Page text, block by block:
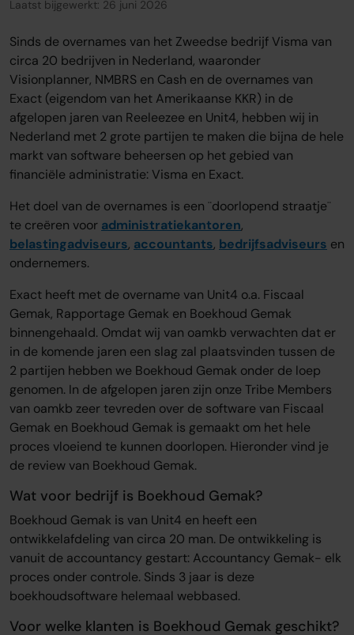
Laatst bijgewerkt: 26 juni 2026
Sinds de overnames van het Zweedse bedrijf Visma van
circa 20 bedrijven in Nederland, waaronder
Visionplanner, NMBRS en Cash en de overnames van
Exact (eigendom van het Amerikaanse KKR) in de
afgelopen jaren van Reeleezee en Unit4, hebben wij in
Nederland met 2 grote partijen te maken die bijna de hele
markt van software beheersen op het gebied van
financiële administratie: Visma en Exact.
Het doel van de overnames is een ¨doorlopend straatje¨
te creëren voor administratiekantoren,
belastingadviseurs, accountants, bedrijfsadviseurs en
ondernemers.
Exact heeft met de overname van Unit4 o.a. Fiscaal
Gemak, Rapportage Gemak en Boekhoud Gemak
binnengehaald. Omdat wij van oamkb verwachten dat er
in de komende jaren een slag zal plaatsvinden tussen de
2 partijen hebben we Boekhoud Gemak onder de loep
genomen. In de afgelopen jaren zijn onze Tribe Members
van oamkb zeer tevreden over de software van Fiscaal
Gemak en Boekhoud Gemak is gemaakt om het hele
proces vloeiend te kunnen doorlopen. Hieronder vind je
de review van Boekhoud Gemak.
Wat voor bedrijf is Boekhoud Gemak?
Boekhoud Gemak is van Unit4 en heeft een
ontwikkelafdeling van circa 20 man. De ontwikkeling is
vanuit de accountancy gestart: Accountancy Gemak- elk
proces onder controle. Sinds 3 jaar is deze
boekhoudsoftware helemaal webbased.
Voor welke klanten is Boekhoud Gemak geschikt?
Onze tarieven
Onze werkwijze
Onze kantoren
Adviescentrum
Sluit je aan
Word oamkb partner
Werken bij
Contact
FAQ
Login
Login